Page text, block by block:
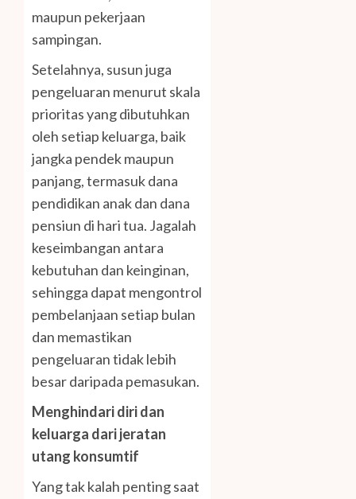
maupun pekerjaan
sampingan.
Setelahnya, susun juga
pengeluaran menurut skala
prioritas yang dibutuhkan
oleh setiap keluarga, baik
jangka pendek maupun
panjang, termasuk dana
pendidikan anak dan dana
pensiun di hari tua. Jagalah
keseimbangan antara
kebutuhan dan keinginan,
sehingga dapat mengontrol
pembelanjaan setiap bulan
dan memastikan
pengeluaran tidak lebih
besar daripada pemasukan.
Menghindari diri dan
keluarga dari jeratan
utang konsumtif
Yang tak kalah penting saat